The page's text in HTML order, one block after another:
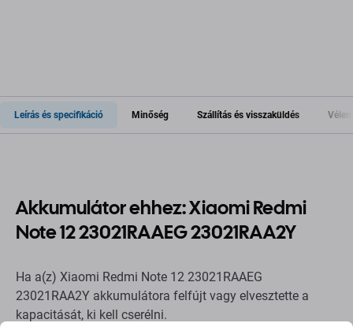
Leírás és specifikáció Minőség Szállítás és visszaküldés
Akkumulátor ehhez: Xiaomi Redmi
Note 12 23021RAAEG 23021RAA2Y
Ha a(z) Xiaomi Redmi Note 12 23021RAAEG
23021RAA2Y akkumulátora felfújt vagy elvesztette a
kapacitását, ki kell cserélni.